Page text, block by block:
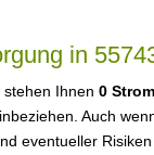
in
Ihnen 0
Auch
eventueller